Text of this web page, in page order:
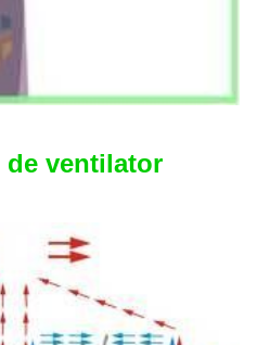
ventilator